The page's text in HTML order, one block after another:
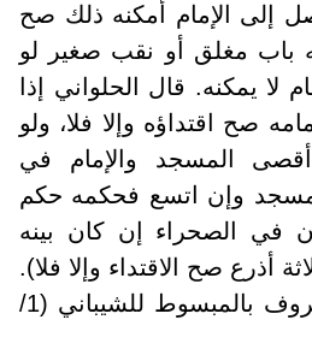
إلى الإمام أمكنه ذلك صح
باب مغلق أو نقب صغير لو
لا يمكنه. قال الحلواني إذا
صح اقتداؤه وإلا فلا، ولو
أقصى المسجد والإمام في
وإن اتسع فحكمه حكم
في الصحراء إن كان بينه
أذرع صح الاقتداء وإلا فلا).
وجاء في الأصل المعروف بالمبسوط للشيباني (1/